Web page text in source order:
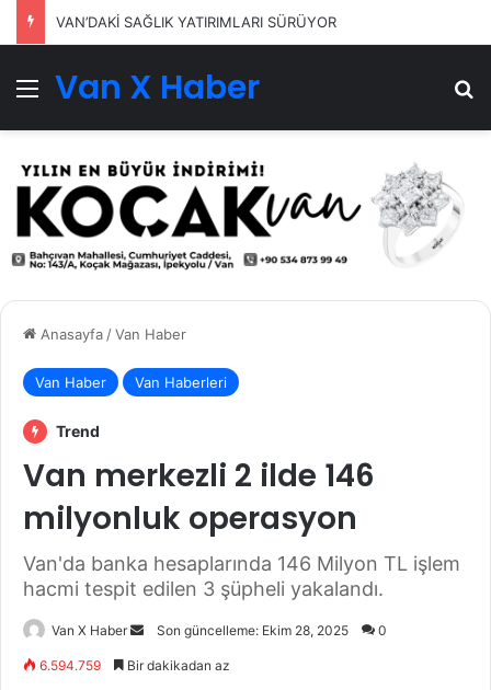
VAN’DAKİ SAĞLIK YATIRIMLARI SÜRÜYOR
Menü
Van X Haber
Anasayfa/Van Haber
Van Haber Van Haberleri
Trend
Van merkezli 2 ilde 146
milyonluk operasyon
Van'da banka hesaplarında 146 Milyon TL işlem
hacmi tespit edilen 3 şüpheli yakalandı.
Van X Haber
BirSon güncelleme: Ekim 28, 2025 0
6.594.759 Bir dakikadan az